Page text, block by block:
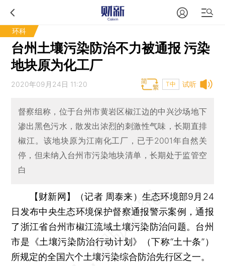
环科
台州土壤污染防治不力被通报 污染
地块原为化工厂
试听
2020年09月24日 11:20 T中
督察组称，位于台州市黄岩区椒江边的中兴沙场地下
渗出黑色污水，散发出浓烈的刺激性气味，长期直排
椒江。该地块原为江南化工厂，已于2001年自然关
停，但未纳入台州市污染地块清单，长期处于监管空
白
【财新网】（记者 周泰来） 生态环境部9月24
日发布中央生态环境保护督察通报警示案例，通报
了浙江省台州市椒江流域土壤污染防治问题。台州
市是《土壤污染防治行动计划》（下称“土十条”）
所规定的全国六个土壤污染综合防治先行区之一。